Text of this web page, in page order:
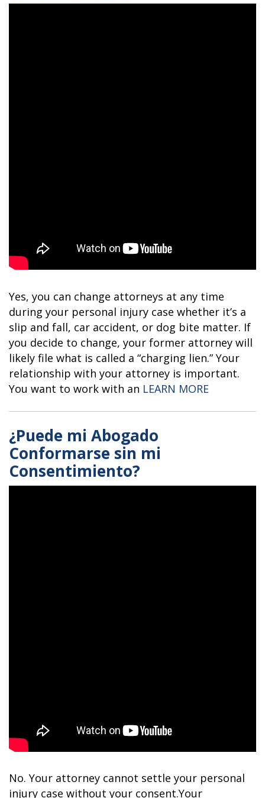
Yes, you can change attorneys at any time
during your personal injury case whether it’s a
slip and fall, car accident, or dog bite matter. If
you decide to change, your former attorney will
likely file what is called a “charging lien.” Your
relationship with your attorney is important.
You want to work with an LEARN MORE“CAN I
¿Puede mi Abogado
Conformarse sin mi
Consentimiento?
No. Your attorney cannot settle your personal
injury case without your consent.Your